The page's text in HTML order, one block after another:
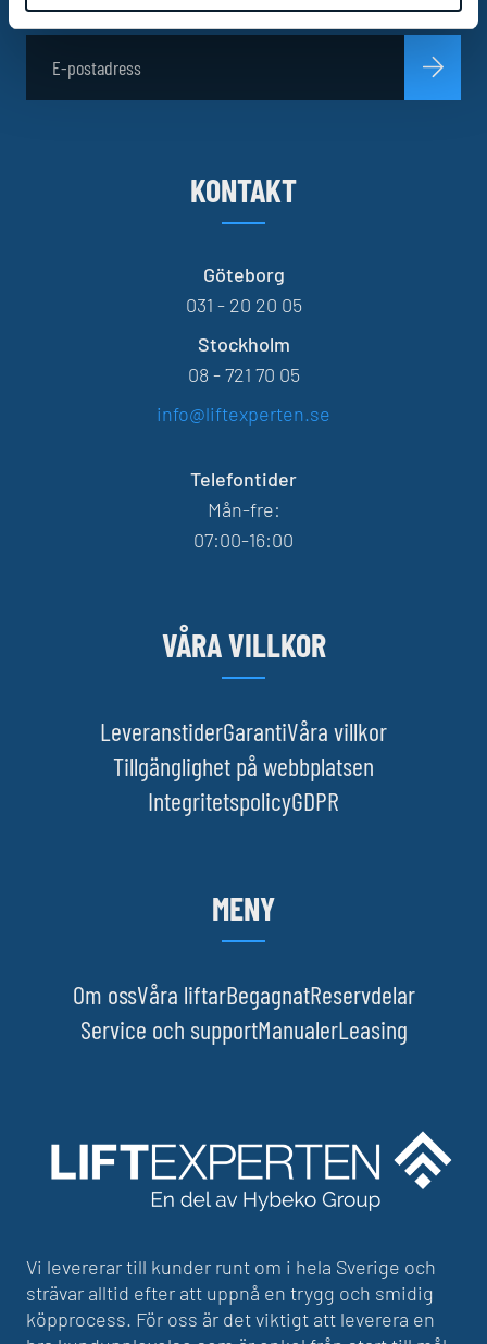
KONTAKT
Göteborg
031 - 20 20 05
Stockholm
08 - 721 70 05
info@liftexperten.se
Telefontider
Mån-fre:
07:00-16:00
VÅRA VILLKOR
LeveranstiderGarantiVåra villkor
Tillgänglighet på webbplatsen
IntegritetspolicyGDPR
MENY
Om ossVåra liftarBegagnatReservdelar
Service och supportManualerLeasing
Vi levererar till kunder runt om i hela Sverige och
strävar alltid efter att uppnå en trygg och smidig
köpprocess. För oss är det viktigt att leverera en